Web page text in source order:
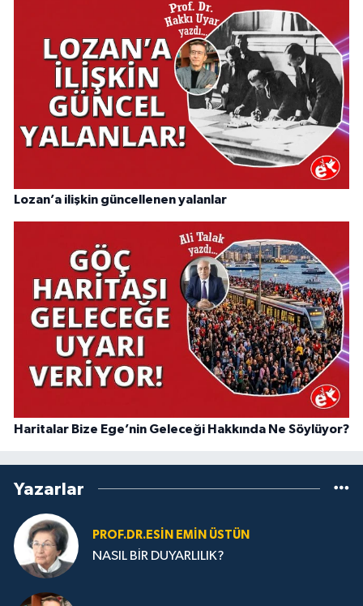
Lozan’a ilişkin güncellenen yalanlar
Haritalar Bize Ege’nin Geleceği Hakkında Ne Söylüyor?
Yazarlar
PROF.DR.ESIN EMIN ÜSTÜN
NASIL BİR DUYARLILIK?